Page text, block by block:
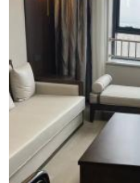
湖南张家
湖南张家界天
家界天见酒店进
20日圆满完成
查看详情